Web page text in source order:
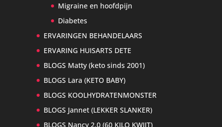
Migraine en hoofdpijn
Diabetes
ERVARINGEN BEHANDELAARS
ERVARING HUISARTS DETE
BLOGS Matty (keto sinds 2001)
BLOGS Lara (KETO BABY)
BLOGS KOOLHYDRATENMONSTER
BLOGS Jannet (LEKKER SLANKER)
BLOGS Nancy 2.0 (60 KILO KWIJT)